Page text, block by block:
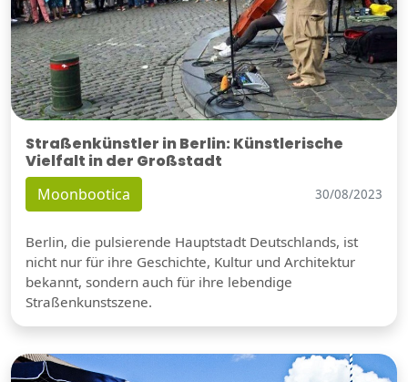
Straßenkünstler in Berlin: Künstlerische
Vielfalt in der Großstadt
Moonbootica 30/08/2023
Berlin, die pulsierende Hauptstadt Deutschlands, ist
nicht nur für ihre Geschichte, Kultur und Architektur
bekannt, sondern auch für ihre lebendige
Straßenkunstszene.